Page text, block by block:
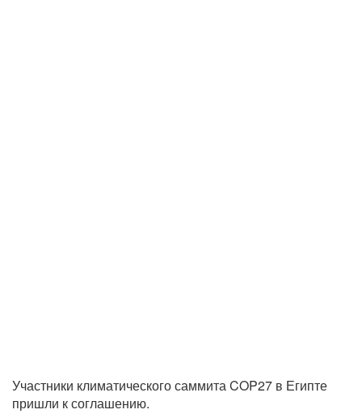
Участники климатического саммита COP27 в Египте
пришли к соглашению.